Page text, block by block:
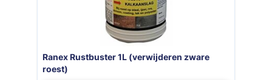
Ranex Rustbuster 4L (verwijderen zware